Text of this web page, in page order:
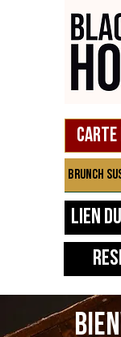
Lien